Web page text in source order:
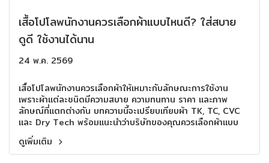
เสื้อโปโลพนักงานควรเลือกผ้าแบบไหนดี? ใส่สบาย
ดูดี ใช้งานได้นาน
24 พ.ค. 2569
เสื้อโปโลพนักงานควรเลือกผ้าให้เหมาะกับลักษณะการใช้งาน
เพราะผ้าแต่ละชนิดมีความสบาย ความทนทาน ราคา และภาพ
ลักษณ์ที่แตกต่างกัน บทความนี้จะเปรียบเทียบผ้า TK, TC, CVC
และ Dry Tech พร้อมแนะนำว่าบริษัทของคุณควรเลือกผ้าแบบ
ไหนให้ใส่สบาย ดูดี และใช้งานได้นาน
ดูเพิ่มเติม